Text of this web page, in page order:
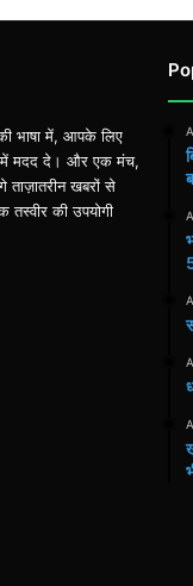
भाषा में, आपके लिए
में मदद दे। और एक मंच,
खबरों से
तस्वीर की उपयोगी